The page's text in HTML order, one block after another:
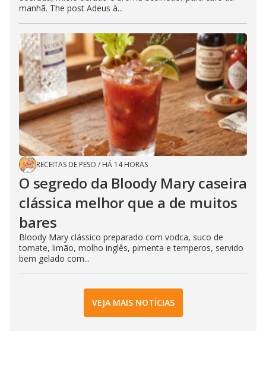
manhã. The post Adeus à...
RECEITAS DE PESO / HÁ 14 HORAS
O segredo da Bloody Mary caseira
clássica melhor que a de muitos
bares
Bloody Mary clássico preparado com vodca, suco de
tomate, limão, molho inglês, pimenta e temperos, servido
bem gelado com...
VEJA MAIS NOTÍCIAS